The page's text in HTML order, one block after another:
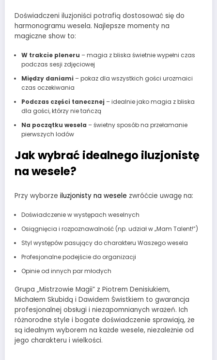
Doświadczeni iluzjoniści potrafią dostosować się do
harmonogramu wesela. Najlepsze momenty na
magiczne show to:
W trakcie pleneru – magia z bliska świetnie wypełni czas
podczas sesji zdjęciowej
Między daniami – pokaz dla wszystkich gości urozmaici
czas oczekiwania
Podczas części tanecznej – idealnie jako magia z bliska
dla gości, którzy nie tańczą
Na początku wesela – świetny sposób na przełamanie
pierwszych lodów
Jak wybrać idealnego iluzjonistę
na wesele?
Przy wyborze iluzjonisty na wesele zwróćcie uwagę na:
Doświadczenie w występach weselnych
Osiągnięcia i rozpoznawalność (np. udział w „Mam Talent!”)
Styl występów pasujący do charakteru Waszego wesela
Profesjonalne podejście do organizacji
Opinie od innych par młodych
Grupa „Mistrzowie Magii” z Piotrem Denisiukiem,
Michałem Skubidą i Dawidem Świstkiem to gwarancja
profesjonalnej obsługi i niezapomnianych wrażeń. Ich
różnorodne style i bogate doświadczenie sprawiają, że
są idealnym wyborem na każde wesele, niezależnie od
jego charakteru i wielkości.